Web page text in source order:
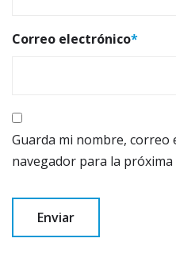
Correo electrónico*
Guarda mi nombre, correo
navegador para la próxima